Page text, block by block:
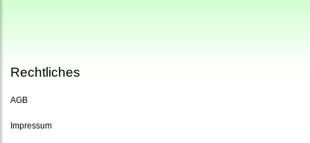
Rechtliches
AGB
Impressum